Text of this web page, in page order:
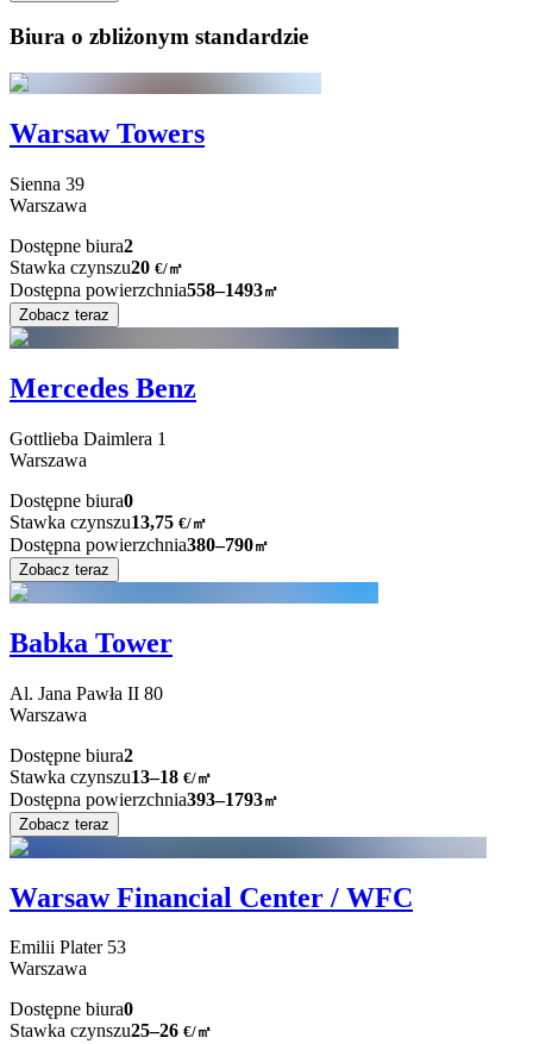
Biura o zbliżonym standardzie
Warsaw Towers
Sienna 39
Warszawa
Dostępne biura2
Stawka czynszu20 €/㎡
Dostępna powierzchnia558–1493㎡
Zobacz teraz
Mercedes Benz
Gottlieba Daimlera 1
Warszawa
Dostępne biura0
Stawka czynszu13,75 €/㎡
Dostępna powierzchnia380–790㎡
Zobacz teraz
Babka Tower
Al. Jana Pawła II 80
Warszawa
Dostępne biura2
Stawka czynszu13–18 €/㎡
Dostępna powierzchnia393–1793㎡
Zobacz teraz
Warsaw Financial Center / WFC
Emilii Plater 53
Warszawa
Dostępne biura0
Stawka czynszu25–26 €/㎡